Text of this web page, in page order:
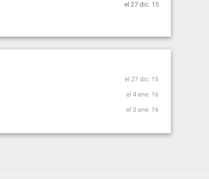
el 27 dic. 15
el 27 dic. 15
el 4 ene. 16
el 3 ene. 16